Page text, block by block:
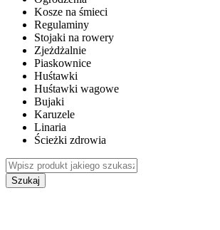
Kosze na śmieci
Regulaminy
Stojaki na rowery
Zjeżdżalnie
Piaskownice
Huśtawki
Huśtawki wagowe
Bujaki
Karuzele
Linaria
Ścieżki zdrowia
Szukaj